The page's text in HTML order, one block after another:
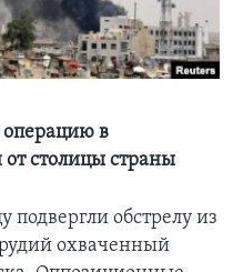
в
от столицы страны
подвергли обстрелу из
охваченный